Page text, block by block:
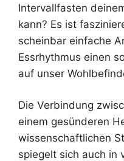
Intervallfasten
kann? Es ist
scheinbar einfache
Essrhythmus einen
auf unser
Die Verbindung
einem gesünderen
wissenschaftlichen
spiegelt sich auch in